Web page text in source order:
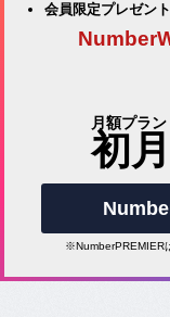
会員限定プレゼン
月額プラン
初月
※NumberPREMIER